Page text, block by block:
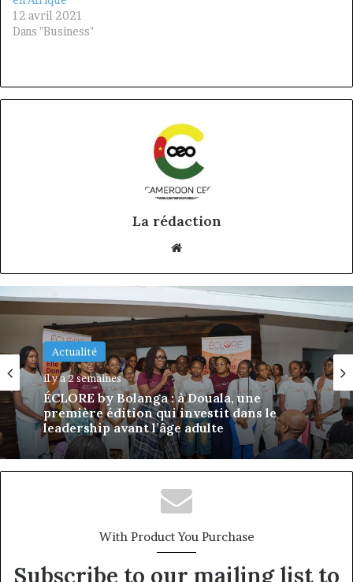
12 avril 2021
Dans "Business"
La rédaction
Actualité
il y a 2 semaines
ÉCLORE by Bolanga : à Douala, une
leadership avant l’âge adulte
Actualité
il y a 3 semaines
DÉCLIC Business : à Douala, une première
édition qui attaque le talon d’Achille des
PME camerounaises
With Product You Purchase
Subscribe to our mailing list to